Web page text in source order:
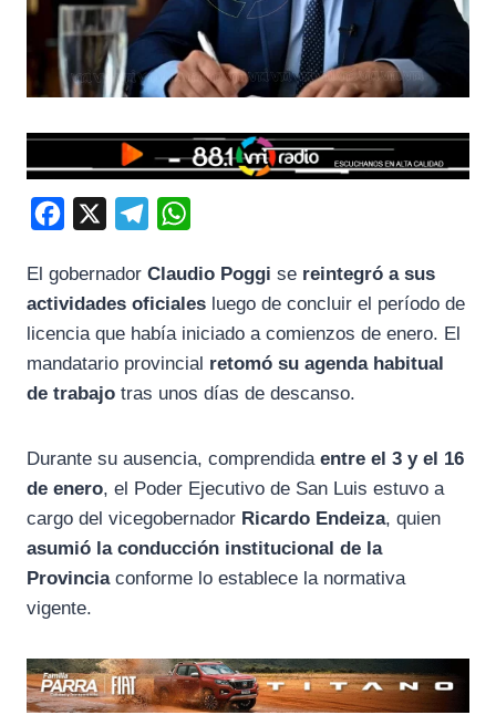
c
e
b
l
e
g
a
t
s
El gobernador Claudio Poggi se reintegró a sus
actividades oficiales luego de concluir el período de
licencia que había iniciado a comienzos de enero. El
mandatario provincial retomó su agenda habitual
de trabajo tras unos días de descanso.
Durante su ausencia, comprendida entre el 3 y el 16
de enero, el Poder Ejecutivo de San Luis estuvo a
cargo del vicegobernador Ricardo Endeiza, quien
asumió la conducción institucional de la
Provinciaconforme lo establece la normativa
vigente.